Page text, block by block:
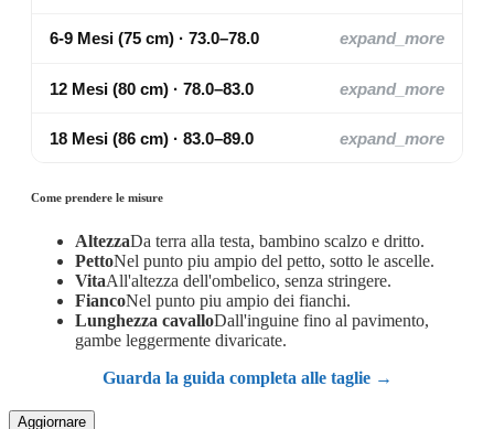
6-9 Mesi (75 cm) · 73.0–78.0 expand_more
12 Mesi (80 cm) · 78.0–83.0 expand_more
18 Mesi (86 cm) · 83.0–89.0 expand_more
Come prendere le misure
AltezzaDa terra alla testa, bambino scalzo e dritto.
PettoNel punto piu ampio del petto, sotto le ascelle.
VitaAll'altezza dell'ombelico, senza stringere.
FiancoNel punto piu ampio dei fianchi.
Lunghezza cavalloDall'inguine fino al pavimento,
gambe leggermente divaricate.
Guarda la guida completa alle taglie →